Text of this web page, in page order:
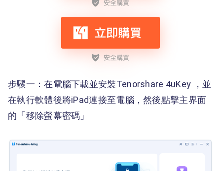
步驟一：在電腦下載並安裝Tenorshare 4uKey ，並
在執行軟體後將iPad連接至電腦，然後點擊主界面
的「移除螢幕密碼」